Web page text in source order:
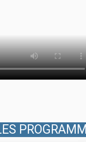
PROGRAMM